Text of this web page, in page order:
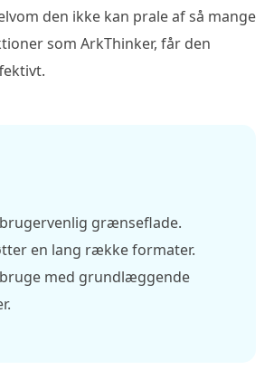
den ikke kan prale af så mange
som ArkThinker, får den
grænseflade.
en lang række formater.
med grundlæggende